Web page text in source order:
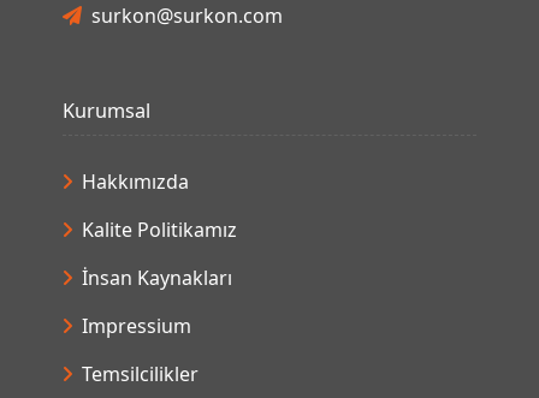
surkon@surkon.com
Kurumsal
Hakkımızda
Kalite Politikamız
İnsan Kaynakları
Impressium
Temsilcilikler